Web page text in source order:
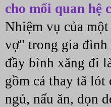
cho mối quan hệ
Nhiệm vụ của
vợ" trong gia
đầy bình xăng đi
gồm cả thay tã lót
ngủ, nấu ăn, dọn